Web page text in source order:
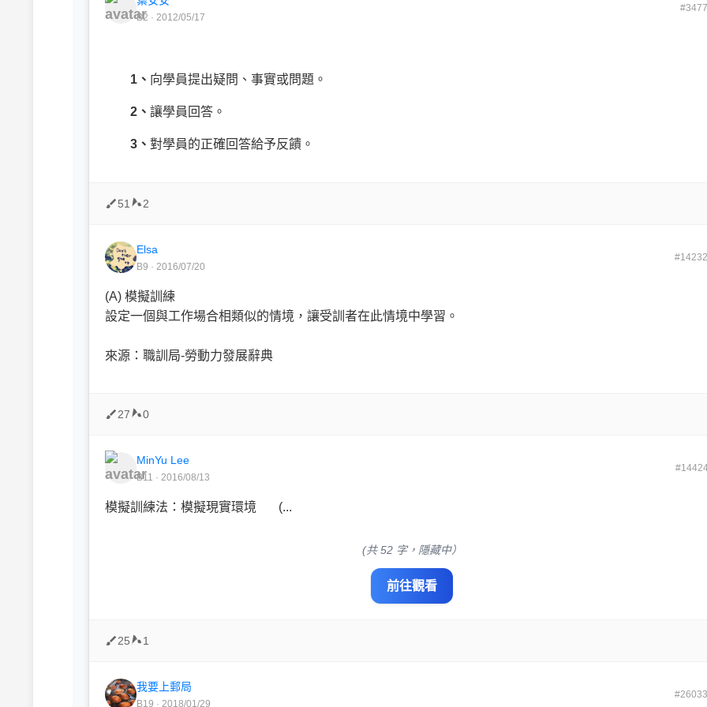
B2 · 2012/05/17
1、 向學員提出疑問、事實或問題。
2、 讓學員回答。
3、 對學員的正確回答給予反饋。
51 2
Elsa
B9 · 2016/07/20
(A) 模擬訓練
設定一個與工作場合相類似的情境，讓受訓者在此情境中學習。
來源：職訓局-勞動力發展辭典
27 0
MinYu Lee
B11 · 2016/08/13
模擬訓練法：模擬現實環境 (...
(共 52 字，隱藏中）
前往觀看
25 1
我要上郵局
B19 · 2018/01/29